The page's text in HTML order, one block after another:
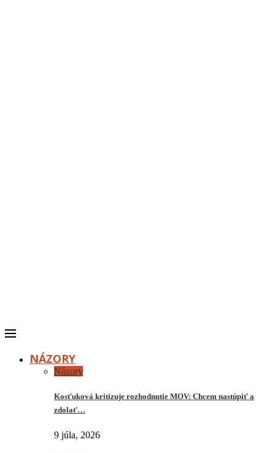
NÁZORY
Názory
Kosťuková kritizuje rozhodnutie MOV: Chcem nastúpiť a
zdolať…
9 júla, 2026